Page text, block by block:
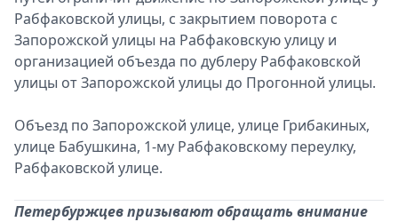
Рабфаковской улицы, с закрытием поворота с
Запорожской улицы на Рабфаковскую улицу и
организацией объезда по дублеру Рабфаковской
улицы от Запорожской улицы до Прогонной улицы.
Объезд по Запорожской улице, улице Грибакиных,
улице Бабушкина, 1-му Рабфаковскому переулку,
Рабфаковской улице.
Петербуржцев призывают обращать внимание